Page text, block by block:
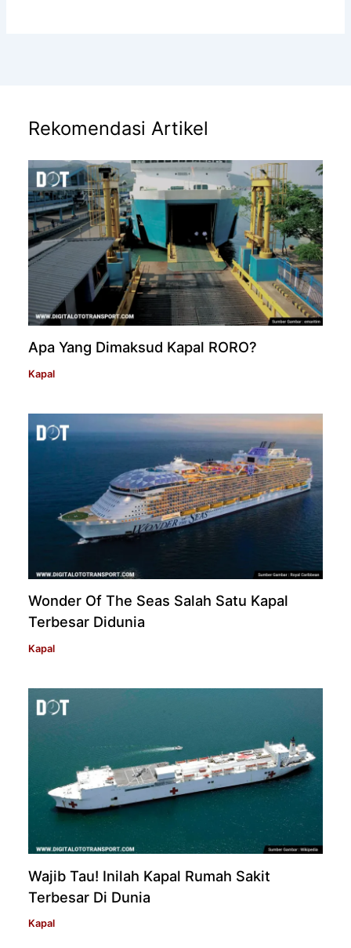
Rekomendasi Artikel
Apa Yang Dimaksud Kapal RORO?
Kapal
Wonder Of The Seas Salah Satu Kapal
Terbesar Didunia
Kapal
Wajib Tau! Inilah Kapal Rumah Sakit
Terbesar Di Dunia
Kapal